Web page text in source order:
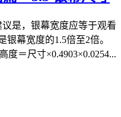
是，银幕宽度应等于观看
银幕宽度的1.5倍至2倍。
度＝尺寸×0.4903×0.0254...